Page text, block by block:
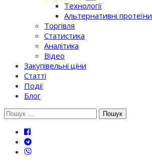
Технології
Альтернативні протеїни
Торгівля
Статистика
Аналітика
Відео
Закупівельні ціни
Статті
Події
Блог
Шукати: